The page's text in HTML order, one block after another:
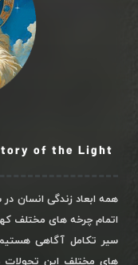
of the Light
همه ابعاد زندگی انسان
اتمام چرخه های مختلف
سیر تکامل آگاهی
های مختلف این